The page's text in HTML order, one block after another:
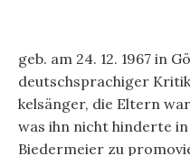
geb. am 24. 12. 1967 in
deutschsprachiger
kelsänger, die Eltern
was ihn nicht hinderte in
Biedermeier zu